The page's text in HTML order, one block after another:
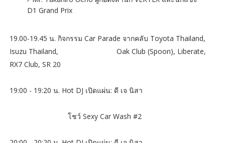
D1 Grand Prix
19.00-19.45 น. กิจกรรม Car Parade จากคลับ Toyota Thailand,
Isuzu Thailand, Oak Club (Spoon), Liberate,
RX7 Club, SR 20
19:00 - 19:20 น. Hot DJ เปิดแผ่น: ดี เจ นิสา
โชว์ Sexy Car Wash #2